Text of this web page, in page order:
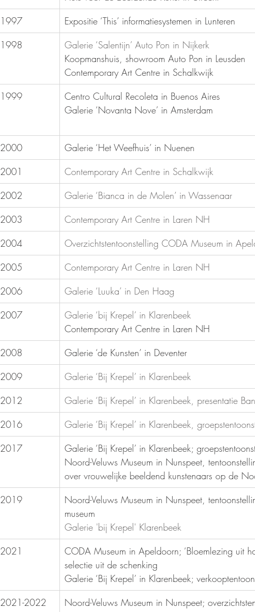
1997
Expositie ‘This’ informatiesystemen in Lunteren
​1998
Galerie ‘Salentijn’ Auto Pon in Nijkerk
​Koopmanshuis, showroom Auto Pon in Leusden
Contemporary Art Centre in Schalkwijk
1999
​Centro Cultural Recoleta in Buenos Aires
Galerie ‘Novanta Nove’ in Amsterdam
2000
Galerie ‘Het Weefhuis’ in Nuenen
2001
Contemporary Art Centre in Schalkwijk
2002
Galerie ‘Bianca in de Molen’ in Wassenaar
2003
Contemporary Art Centre in Laren NH
2004
Overzichtstentoonstelling CODA Museum in
2005
Contemporary Art Centre in Laren NH
2006
Galerie ‘Luuka’ in Den Haag
2007
Galerie ‘bij Krepel’ in Klarenbeek
​Contemporary Art Centre in Laren NH
2008
Galerie ‘de Kunsten’ in Deventer
​2009
Galerie ‘Bij Krepel’ in Klarenbeek
2012
Galerie ‘Bij Krepel’ in Klarenbeek, presentatie
2016
Galerie ‘Bij Krepel’ in Klarenbeek,
2017
​Galerie ‘Bij Krepel’ in Klarenbeek;
Noord-Veluws Museum in Nunspeet,
over vrouwelijke beeldend kunstenaars op de
2019
​Noord-Veluws Museum in Nunspeet,
museum
Galerie 'bij Krepel' Klarenbeek
2021
​CODA Museum in Apeldoorn; ‘Bloemlezing uit
selectie uit de schenking
Galerie ‘Bij Krepel’ in Klarenbeek;
2021-2022
​Noord-Veluws Museum in Nunspeet;